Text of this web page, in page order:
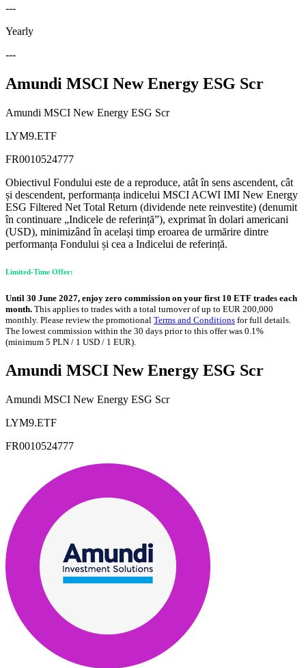
---
Yearly
---
Amundi MSCI New Energy ESG Scr
Amundi MSCI New Energy ESG Scr
LYM9.ETF
FR0010524777
Obiectivul Fondului este de a reproduce, atât în sens ascendent, cât
și descendent, performanța indicelui MSCI ACWI IMI New Energy
ESG Filtered Net Total Return (dividende nete reinvestite) (denumit
în continuare „Indicele de referință”), exprimat în dolari americani
(USD), minimizând în același timp eroarea de urmărire dintre
performanța Fondului și cea a Indicelui de referință.
Limited-Time Offer:
Until 30 June 2027, enjoy zero commission on your first 10 ETF trades each
month. This applies to trades with a total turnover of up to EUR 200,000
monthly. Please review the promotional Terms and Conditions for full details.
The lowest commission within the 30 days prior to this offer was 0.1%
(minimum 5 PLN / 1 USD / 1 EUR).
Amundi MSCI New Energy ESG Scr
Amundi MSCI New Energy ESG Scr
LYM9.ETF
FR0010524777